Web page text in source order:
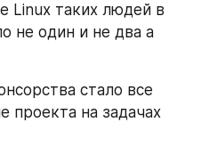
Linux таких людей в
стало все
проекта на задачах